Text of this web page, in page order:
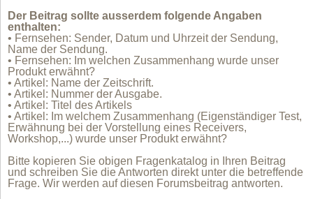
Der Beitrag sollte ausserdem folgende Angaben
enthalten:
• Fernsehen: Sender, Datum und Uhrzeit der Sendung,
Name der Sendung.
• Fernsehen: Im welchen Zusammenhang wurde unser
Produkt erwähnt?
• Artikel: Name der Zeitschrift.
• Artikel: Nummer der Ausgabe.
• Artikel: Titel des Artikels
• Artikel: Im welchem Zusammenhang (Eigenständiger Test,
Erwähnung bei der Vorstellung eines Receivers,
Workshop,...) wurde unser Produkt erwähnt?
Bitte kopieren Sie obigen Fragenkatalog in Ihren Beitrag
und schreiben Sie die Antworten direkt unter die betreffende
Frage. Wir werden auf diesen Forumsbeitrag antworten.